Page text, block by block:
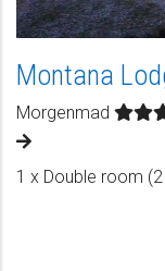
Montana
Morgenmad
1 x Double room